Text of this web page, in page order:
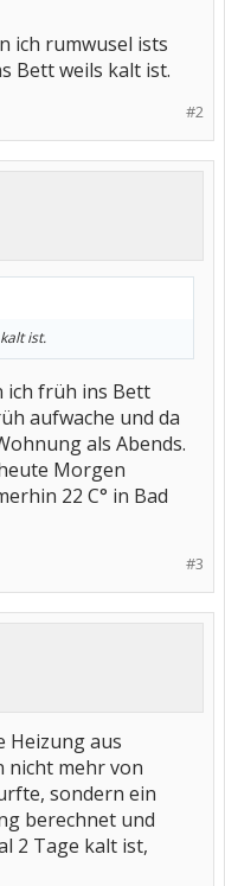
ich rumwusel ists
Bett weils kalt ist.
#2
ist.
ich früh ins Bett
aufwache und da
als Abends.
Morgen
22 C° in Bad
#3
Heizung aus
nicht mehr von
sondern ein
berechnet und
2 Tage kalt ist,